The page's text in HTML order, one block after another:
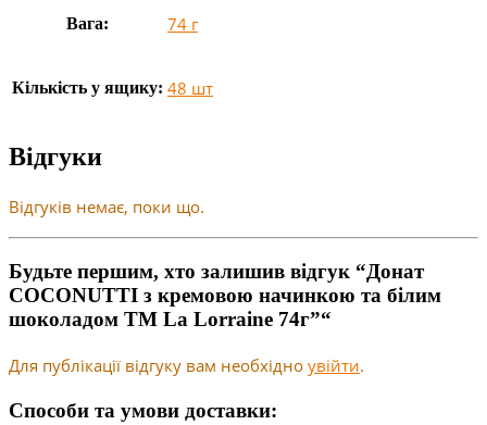
Вага: 74 г
Кількість у ящику: 48 шт
Відгуки
Відгуків немає, поки що.
Будьте першим, хто залишив відгук “Донат
COCONUTTI з кремовою начинкою та білим
шоколадом ТМ La Lorraine 74г”“
Для публікації відгуку вам необхідно увійти.
Способи та умови доставки: